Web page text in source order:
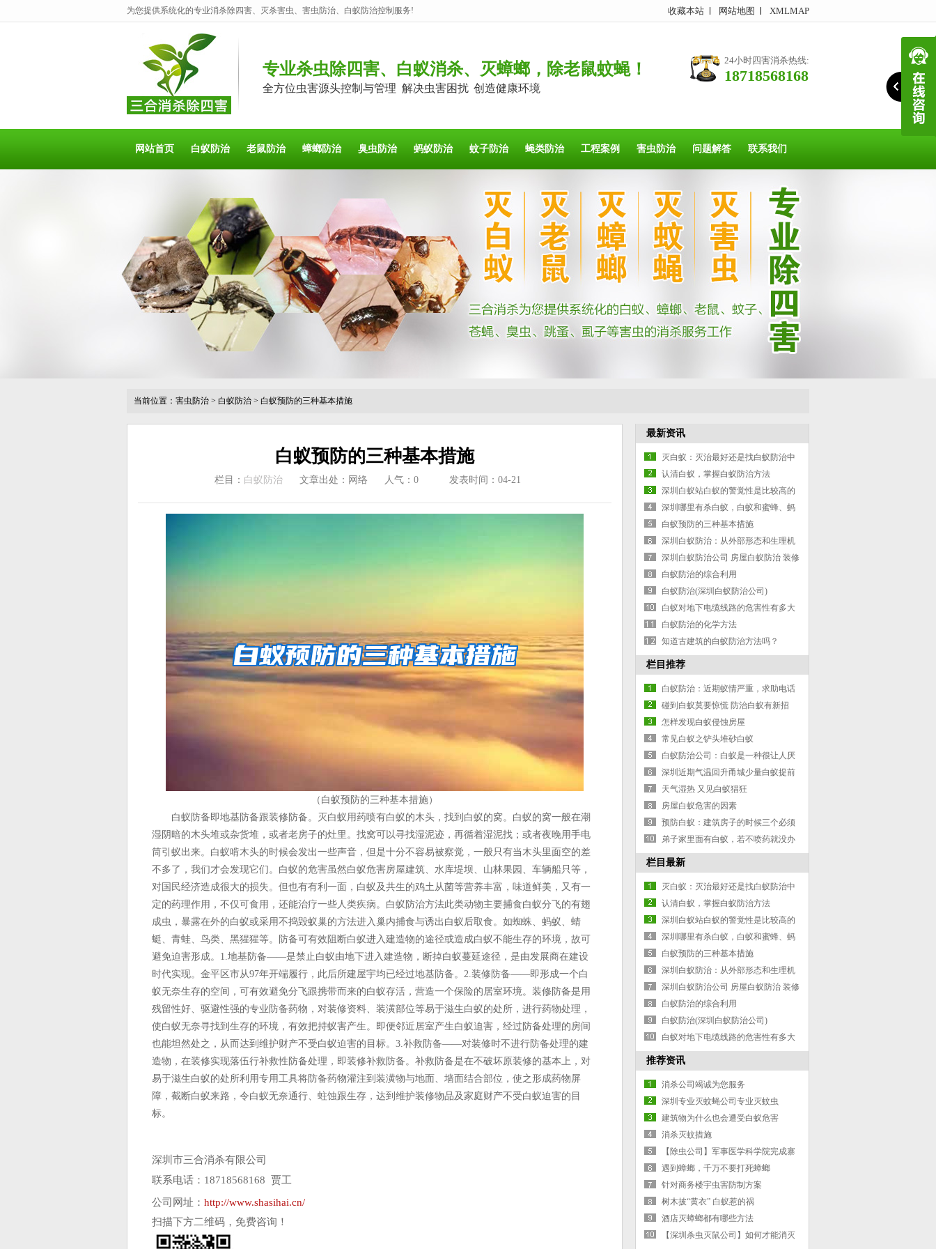
为您提供系统化的专业消杀除四害、灭杀害虫、害虫防治、白蚁防治控制服务! 收藏本站 网站地图 XMLMAP
专业杀虫除四害、白蚁消杀、灭蟑螂，除老鼠蚊蝇！
全方位虫害源头控制与管理 解决虫害困扰 创造健康环境
24小时四害消杀热线:
18718568168
网站首页 白蚁防治 老鼠防治 蟑螂防治 臭虫防治 蚂蚁防治 蚊子防治 蝇类防治 工程案例 害虫防治 问题解答 联系我们
当前位置： 害虫防治 > 白蚁防治 > 白蚁预防的三种基本措施
白蚁预防的三种基本措施
栏目： 白蚁防治 文章出处：网络 人气： 0 发表时间：04-21
（白蚁预防的三种基本措施）
白蚁防备即地基防备跟装修防备。灭白蚁用药喷有白蚁的木头，找到白蚁的窝。白蚁的窝一般在潮
湿阴暗的木头堆或杂货堆，或者老房子的灶里。找窝可以寻找湿泥迹，再循着湿泥找；或者夜晚用手电
筒引蚁出来。白蚁啃木头的时候会发出一些声音，但是十分不容易被察觉，一般只有当木头里面空的差
不多了，我们才会发现它们。白蚁的危害虽然白蚁危害房屋建筑、水库堤坝、山林果园、车辆船只等，
对国民经济造成很大的损失。但也有有利一面，白蚁及共生的鸡土从菌等营养丰富，味道鲜美，又有一
定的药理作用，不仅可食用，还能治疗一些人类疾病。白蚁防治方法此类动物主要捕食白蚁分飞的有翅
成虫，暴露在外的白蚁或采用不捣毁蚁巢的方法进入巢内捕食与诱出白蚁后取食。如蜘蛛、蚂蚁、蜻
蜓、青蛙、鸟类、黑猩猩等。防备可有效阻断白蚁进入建造物的途径或造成白蚁不能生存的环境，故可
避免迫害形成。1.地基防备——是禁止白蚁由地下进入建造物，断掉白蚁蔓延途径，是由发展商在建设
时代实现。金平区市从97年开端履行，此后所建屋宇均已经过地基防备。2.装修防备——即形成一个白
蚁无奈生存的空间，可有效避免分飞跟携带而来的白蚁存活，营造一个保险的居室环境。装修防备是用
残留性好、驱避性强的专业防备药物，对装修资料、装潢部位等易于滋生白蚁的处所，进行药物处理，
使白蚁无奈寻找到生存的环境，有效把持蚁害产生。即便邻近居室产生白蚁迫害，经过防备处理的房间
也能坦然处之，从而达到维护财产不受白蚁迫害的目标。3.补救防备——对装修时不进行防备处理的建
造物，在装修实现落伍行补救性防备处理，即装修补救防备。补救防备是在不破坏原装修的基本上，对
易于滋生白蚁的处所利用专用工具将防备药物灌注到装潢物与地面、墙面结合部位，使之形成药物屏
障，截断白蚁来路，令白蚁无奈通行、蛀蚀跟生存，达到维护装修物品及家庭财产不受白蚁迫害的目
标。
深圳市三合消杀有限公司
联系电话：18718568168 贾工
公司网址： http://www.shasihai.cn/
扫描下方二维码，免费咨询！
最新资讯
灭白蚁：灭治最好还是找白蚁防治中
心的师父
认清白蚁，掌握白蚁防治方法
深圳白蚁站白蚁的警觉性是比较高的
深圳哪里有杀白蚁，白蚁和蜜蜂、蚂
蚁一样，有着明确的社会结构
白蚁预防的三种基本措施
深圳白蚁防治：从外部形态和生理机
能上可将白蚁个体分为生殖型和非生
殖型两大类
深圳白蚁防治公司 房屋白蚁防治 装修
杀白蚁 罗湖深圳专业灭白蚁服务
白蚁防治的综合利用
白蚁防治(深圳白蚁防治公司)
白蚁对地下电缆线路的危害性有多大
白蚁防治的化学方法
知道古建筑的白蚁防治方法吗？
栏目推荐
白蚁防治：近期蚁情严重，求助电话
日渐增多
碰到白蚁莫要惊慌 防治白蚁有新招
怎样发现白蚁侵蚀房屋
常见白蚁之铲头堆砂白蚁
白蚁防治公司：白蚁是一种很让人厌
恶的昆虫
深圳近期气温回升甬城少量白蚁提前
分飞
天气湿热 又见白蚁猖狂
房屋白蚁危害的因素
预防白蚁：建筑房子的时候三个必须
做的白蚁预防
弟子家里面有白蚁，若不喷药就没办
法居住
栏目最新
灭白蚁：灭治最好还是找白蚁防治中
心的师父
认清白蚁，掌握白蚁防治方法
深圳白蚁站白蚁的警觉性是比较高的
深圳哪里有杀白蚁，白蚁和蜜蜂、蚂
蚁一样，有着明确的社会结构
白蚁预防的三种基本措施
深圳白蚁防治：从外部形态和生理机
能上可将白蚁个体分为生殖型和非生
殖型两大类
深圳白蚁防治公司 房屋白蚁防治 装修
杀白蚁 罗湖深圳专业灭白蚁服务
白蚁防治的综合利用
白蚁防治(深圳白蚁防治公司)
白蚁对地下电缆线路的危害性有多大
推荐资讯
消杀公司竭诚为您服务
深圳专业灭蚊蝇公司专业灭蚊虫
建筑物为什么也会遭受白蚁危害
消杀灭蚊措施
【除虫公司】军事医学科学院完成寨
卡病毒全基因组序列测定
遇到蟑螂，千万不要打死蟑螂
针对商务楼宇虫害防制方案
树木披“黄衣” 白蚁惹的祸
酒店灭蟑螂都有哪些方法
【深圳杀虫灭鼠公司】如何才能消灭